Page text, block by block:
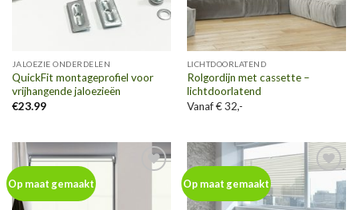
JALOEZIE ONDERDELEN
QuickFit montageprofiel voor
vrijhangende jaloezieën
€23.99
LICHTDOORLATEND
Rolgordijn met cassette –
lichtdoorlatend
Vanaf € 32,-
Op maat gemaakt Op maat gemaakt
Toevoegen
aan
wenslijst